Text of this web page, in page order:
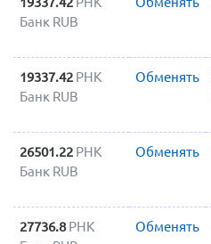
Банк RUB
19337.42 РНК
Банк RUB
Обменять
26501.22 РНК
Банк RUB
Обменять
27736.8 РНК
Обменять